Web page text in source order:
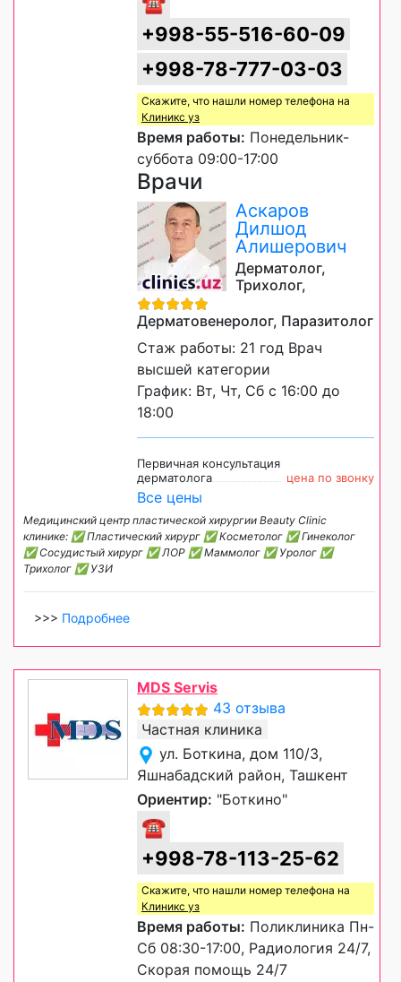
+998-55-516-60-09
+998-78-777-03-03
Скажите, что нашли номер телефона на
Клиникс уз
Время работы: Понедельник-
суббота 09:00-17:00
Врачи
Аскаров
Дилшод
Алишерович
Дерматолог,
Трихолог,
Дерматовенеролог, Паразитолог
Стаж работы: 21 год Врач
высшей категории
График: Вт, Чт, Сб с 16:00 до
18:00
Первичная консультация
дерматолога
цена по звонку
Все цены
Медицинский центр пластической хирургии Beauty Clinic
клинике: ✅ Пластический хирург ✅ Косметолог ✅ Гинеколог
✅ Сосудистый хирург ✅ ЛОР ✅ Маммолог ✅ Уролог ✅
Трихолог ✅ УЗИ
>>> Подробнее
MDS Servis
43 отзыва
Частная клиника
ул. Боткина, дом 110/3,
Яшнабадский район, Ташкент
Ориентир: "Боткино"
☎
+998-78-113-25-62
Скажите, что нашли номер телефона на
Клиникс уз
Время работы: Поликлиника Пн-
Сб 08:30-17:00, Радиология 24/7,
Скорая помощь 24/7